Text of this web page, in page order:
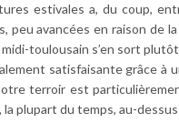
estivales a, du coup,
peu avancées en raison de
toulousain s’en sort
satisfaisante grâce à
terroir est
la plupart du temps, au-